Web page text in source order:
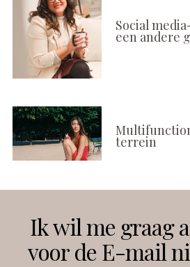
Social
een andere
terrein
Instagram
Ik wil me graag
voor de E-mail